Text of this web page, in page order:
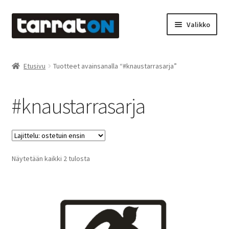
Siirry
navigointiin
Siirry
sisältöön
Valikko
Laserleikkaus & -kaiverrus
Mainosteippaukset & teippausten poisto
Muovitarrat & tulostetut tarrat
Etusivu Tuotteet avainsanalla “#knaustarrasarja”
#knaustarrasarja
Näytetään kaikki 2 tulostaSuosituimmat